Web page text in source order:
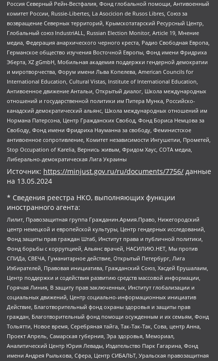
Россия Северный Рейн-Вестфалия, Фонд глобальной помощи, Антивоенный
комитет России, Russie-Libertes, La Asocicion de Rusos Libres, Союз за
возвращение Северных территорий, Крымскотатарский Ресурсный Центр,
Глобальный союз IndustriALL, Russian Election Monitor, Article 19, Мнение
медиа, Федерация анархического черного креста, Радио Свободная Европа,
Германское общество изучения Восточной Европы, Фонд имени Фридриха
Эберта, XZ gGmbH, Мобильная академия поддержки гендерной демократии
и миротворчества, Форум имени Льва Копелева, American Councils for
International Education, Cultural Vistas, Institute of International Education,
Антивоенное движение Антальи, Открытый диалог, Школа международных
отношений и государственной политики им Питера Мунка, Российско-
канадский демократический альянс, Школа международных отношений им
Нормана Патерсона, Центр Гражданских Свобод, Фонд Бориса Немцова за
Свободу, Фонд имени Фридриха Науманна за свободу, Феминистское
антивоенное сопротивление, Комитет независимости Ингушетии, Прометей,
Stop Occupation of Karelia, Вернись живым, Фридом Хаус, СОТА медиа,
Либерально-демократическая Лига Украины
Источник: https://minjust.gov.ru/ru/documents/7756/ данные
на 13.05.2024
* Сведения реестра НКО, выполняющих функции
иностранного агента:
Лилит, Правозащитная группа Гражданин.Армия.Право, Нижегородский
центр немецкой и европейской культуры, Центр гендерных исследований,
Фонд защиты прав граждан Штаб, Институт права и публичной политики,
Фонд борьбы с коррупцией, Альянс врачей, НАСИЛИЮ.НЕТ, Мы против
СПИДа, СВЕЧА, Гуманитарное действие, Открытый Петербург, Лига
Избирателей, Правовая инициатива, Гражданский Союз, Хасдей Ерушалаим,
Центр поддержки и содействия развитию средств массовой информации,
Горячая Линия, В защиту прав заключенных, Институт глобализации и
социальных движений, Центр социально-информационных инициатив
Действие, Благотворительный фонд охраны здоровья и защиты прав
граждан, Благотворительный фонд помощи осужденным и их семьям, Фонд
Тольятти, Новое время, Серебряная тайга, Так-Так-Так, Сова, центр Анна,
Проект Апрель, Самарская губерния, Эра здоровья, Мемориал,
Аналитический Центр Юрия Левады, Издательство Парк Гагарина, Фонд
имени Андрея Рылькова, Сфера, Центр СИБАЛЬТ, Уральская правозащитная